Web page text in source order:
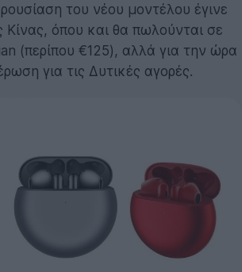
του νέου μοντέλου έγινε
Κίνας, όπου και θα πωλούνται σε
(περίπου €125), αλλά για την ώρα
για τις Δυτικές αγορές.